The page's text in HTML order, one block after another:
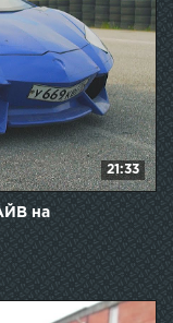
21:33
на